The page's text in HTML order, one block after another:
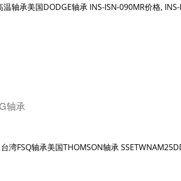
轴承美国DODGE轴承 INS-ISN-090MR价格,
轴承
湾FSQ轴承美国THOMSON轴承